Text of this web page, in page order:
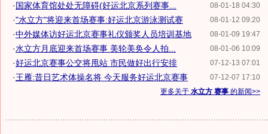
08-01-18 04:30
·国家体育馆处处无障碍(好运北京系列赛事...
08-01-12 09:20
·"水立方"将迎来首场赛事:好运北京游泳测试赛
08-01-09 19:47
·中外媒体访好运北京赛事礼仪颁奖人员培训基地
08-01-06 10:09
·水立方月底迎来首场赛事 美轮美奂令人拍...
07-12-13 07:01
·好运北京赛事公交将甩站 市民做好出行安排
07-12-07 17:10
·王雁:昔日艺术体操名将 今天服务好运北京赛事
更多关于 水立方 赛事 的新闻>>